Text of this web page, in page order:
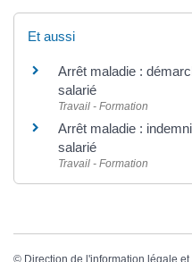
Et aussi
Arrêt maladie :
salarié
Travail - Formation
Arrêt maladie :
salarié
Travail - Formation
© Direction de l'information légale